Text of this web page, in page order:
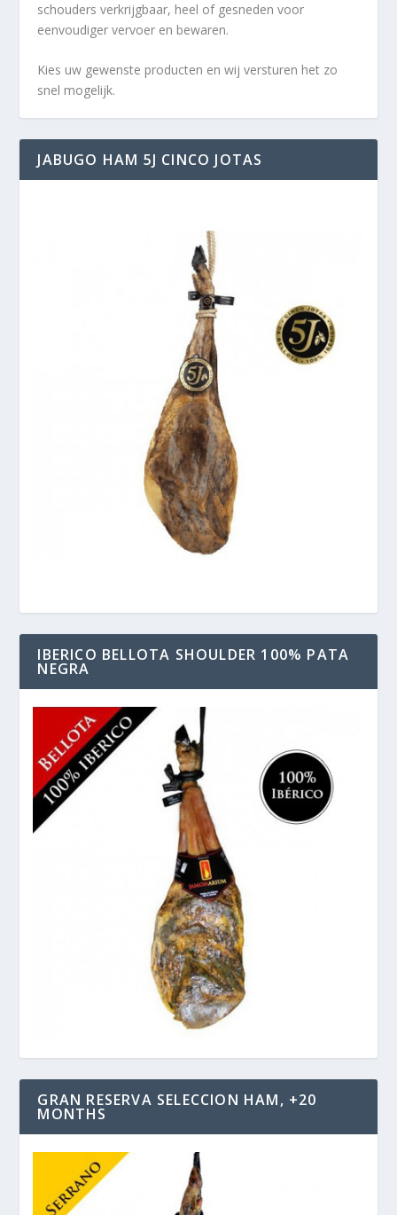
schouders verkrijgbaar, heel of gesneden voor
eenvoudiger vervoer en bewaren.
Kies uw gewenste producten en wij versturen het zo
snel mogelijk.
JABUGO HAM 5J CINCO JOTAS
IBERICO BELLOTA SHOULDER 100% PATA
NEGRA
GRAN RESERVA SELECCION HAM, +20
MONTHS